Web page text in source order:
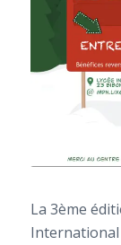
La 3ème
International